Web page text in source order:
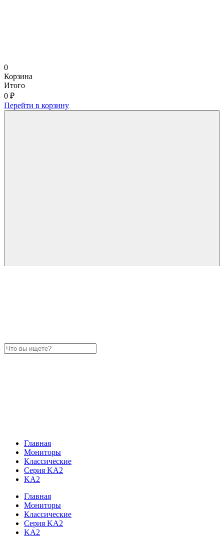
0
Корзина
Итого
0 ₽
Перейти в корзину
Главная
Мониторы
Классические
Серия KA2
KA2
Главная
Мониторы
Классические
Серия KA2
KA2